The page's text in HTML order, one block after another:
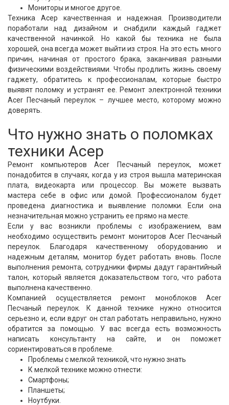
Мониторы и многое другое.
Техника Асер качественная и надежная. Производители
поработали над дизайном и снабдили каждый гаджет
качественной начинкой. Но какой бы техника не была
хорошей, она всегда может выйти из строя. На это есть много
причин, начиная от простого брака, заканчивая разными
физическими воздействиями. Чтобы продлить жизнь своему
гаджету, обратитесь к профессионалам, которые быстро
выявят поломку и устранят ее. Ремонт электронной техники
Acer Песчаный переулок – лучшее место, которому можно
доверять.
Что нужно знать о поломках
техники Асер
Ремонт компьютеров Acer Песчаный переулок, может
понадобится в случаях, когда у из строя вышла материнская
плата, видеокарта или процессор. Вы можете вызвать
мастера себе в офис или домой. Профессионалом будет
проведена диагностика и выявление поломки. Если она
незначительная можно устранить ее прямо на месте.
Если у вас возникли проблемы с изображением, вам
необходимо осуществить ремонт мониторов Acer Песчаный
переулок. Благодаря качественному оборудованию и
надежным деталям, монитор будет работать вновь. После
выполнения ремонта, сотрудники фирмы дадут гарантийный
талон, который является доказательством того, что работа
выполнена качественно.
Компанией осуществляется ремонт моноблоков Acer
Песчаный переулок. К данной технике нужно относится
серьезно и, если вдруг он стал работать неправильно, нужно
обратится за помощью. У вас всегда есть возможность
написать консультанту на сайте, и он поможет
сориентироваться в проблеме.
Проблемы с мелкой техникой, что нужно знать
К мелкой технике можно отнести:
Смартфоны;
Планшеты;
Ноутбуки.